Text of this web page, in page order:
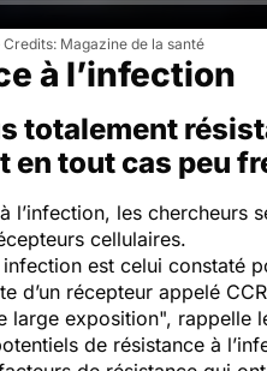
Magazine de la santé
à l’infection
totalement
en tout cas peu
l’infection, les chercheurs
cellulaires.
est celui constaté
récepteur appelé
large exposition", rappelle
de résistance à